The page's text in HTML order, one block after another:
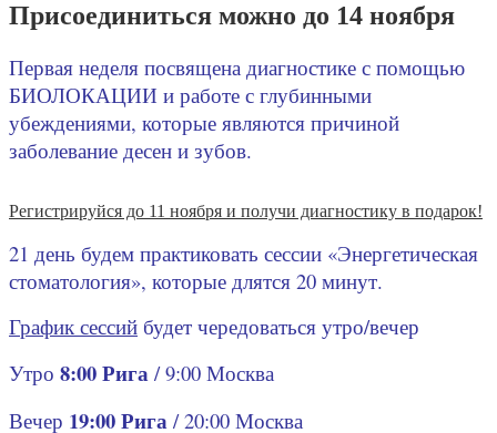
Присоединиться можно до 14 ноября
Первая неделя посвящена диагностике с помощью
БИОЛОКАЦИИ и работе с глубинными
убеждениями, которые являются причиной
заболевание десен и зубов.
Регистрируйся до 11 ноября и получи диагностику в подарок!
21 день будем практиковать сессии «Энергетическая
стоматология», которые длятся 20 минут.
График сессий будет чередоваться утро/вечер
Утро 8:00 Рига / 9:00 Москва
Вечер 19:00 Рига / 20:00 Москва